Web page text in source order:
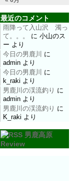
最近のコメント
雨降って入山沢 濁っ
て。。。
に 小山のス
ー より
今日の男鹿川
に
admin より
今日の男鹿川
に
k_raki より
男鹿川の渓流釣り に
admin より
男鹿川の渓流釣り に
K_raki より
男鹿高原
Review